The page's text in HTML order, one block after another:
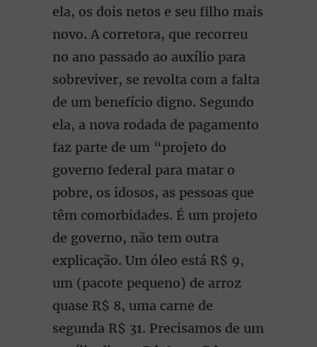
ela, os dois netos e seu filho mais
novo. A corretora, que recorreu
no ano passado ao auxílio para
sobreviver, se revolta com a falta
de um benefício digno. Segundo
ela, a nova rodada de pagamento
faz parte de um “projeto do
governo federal para matar o
pobre, os idosos, as pessoas que
têm comorbidades. É um projeto
de governo, não tem outra
explicação. Um óleo está R$ 9,
um (pacote pequeno) de arroz
quase R$ 8, uma carne de
segunda R$ 31. Precisamos de um